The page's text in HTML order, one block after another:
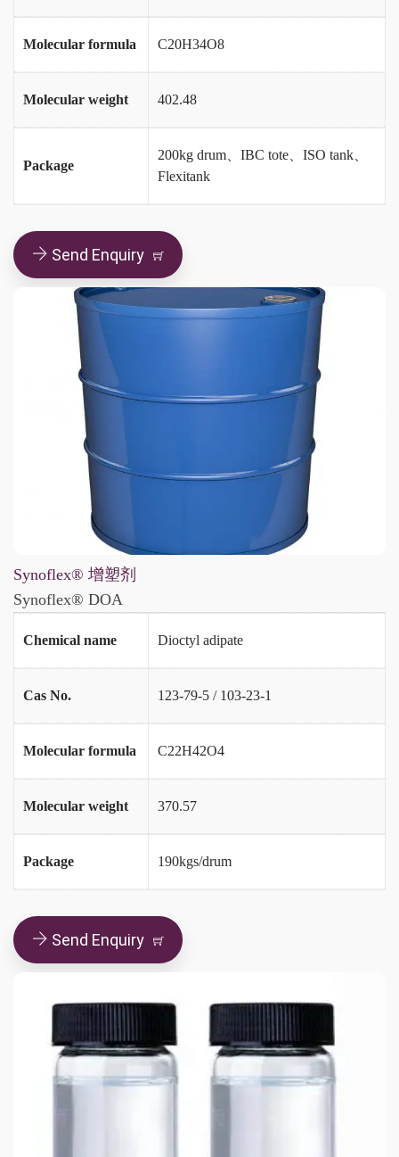
Molecular formula C20H34O8
Molecular weight 402.48
Package
200kg drum、IBC tote、ISO tank、
Flexitank
Send Enquiry
Synoflex® 增塑剂
Synoflex® DOA
Chemical name Dioctyl adipate
Cas No. 123-79-5 / 103-23-1
Molecular formula C22H42O4
Molecular weight 370.57
Package 190kgs/drum
Send Enquiry